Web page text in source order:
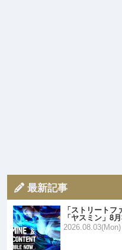
最新記事
「ストリート
「ヤスミン」8
2026.08.03(Mon)